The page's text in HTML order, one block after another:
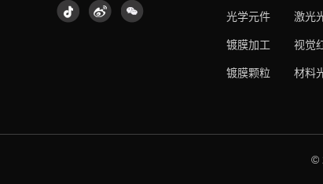
光学元件
镀膜加工
镀膜颗粒
激光
视觉
材料
©